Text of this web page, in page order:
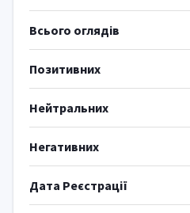
Всього оглядів
Позитивних
Нейтральних
Негативних
Дата Реєстрації